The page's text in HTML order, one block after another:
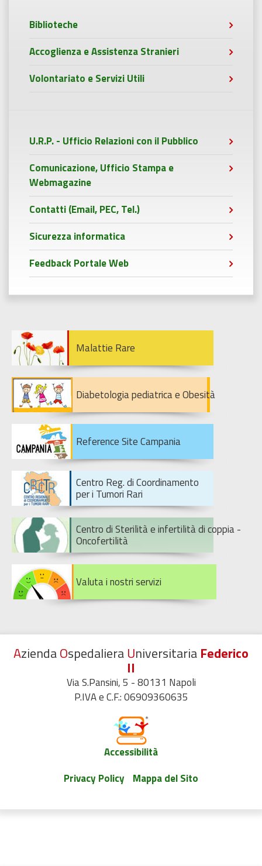
Biblioteche
Accoglienza e Assistenza Stranieri
Volontariato e Servizi Utili
U.R.P. - Ufficio Relazioni con il Pubblico
Comunicazione, Ufficio Stampa e
Webmagazine
Contatti (Email, PEC, Tel.)
Sicurezza informatica
Feedback Portale Web
Malattie Rare
Diabetologia pediatrica e Obesità
Reference Site Campania
Centro Reg. di Coordinamento
per i Tumori Rari
Centro di Sterilità e infertilità di coppia -
Oncofertilità
Valuta i nostri servizi
AziendaOspedaliera Universitaria Federico
II
Via S.Pansini, 5 - 80131 Napoli
P.IVA e C.F.: 06909360635
Accessibilità
Privacy Policy Mappa del Sito